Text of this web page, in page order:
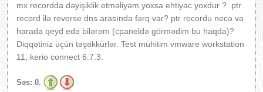
mx recordda dəyişiklik etməliyəm yoxsa ehtiyac yoxdur ? ptr
record ilə reverse dns arasında fərq var? ptr recordu necə və
harada qeyd edə bilərəm (cpaneldə görmədim bu haqda)?
Diqqətiniz üçün təşəkkürlər. Test mühitim vmware workstation
11, kerio connect 6.7.3.
Səs: 0.